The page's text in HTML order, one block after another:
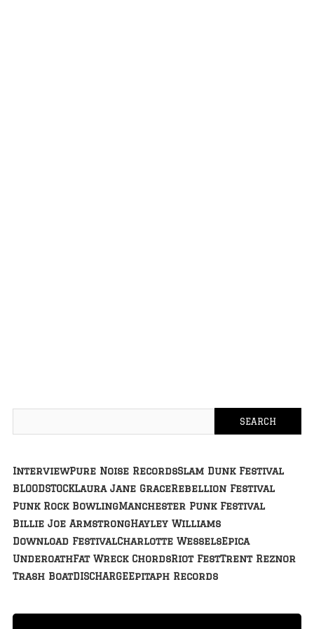
InterviewPure Noise RecordsSlam Dunk Festival
BLOODSTOCKLaura Jane GraceRebellion Festival
Punk Rock BowlingManchester Punk Festival
Billie Joe ArmstrongHayley Williams
Download FestivalCharlotte WesselsEpica
UnderoathFat Wreck ChordsRiot FestTrent Reznor
Trash BoatDISCHARGEEpitaph Records